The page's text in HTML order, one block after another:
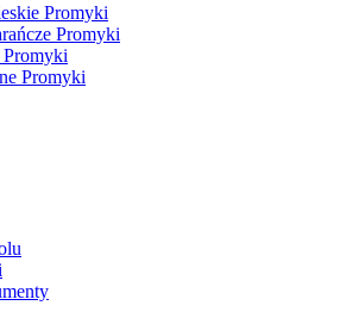
Promyki
Promyki
Promyki
Promyki